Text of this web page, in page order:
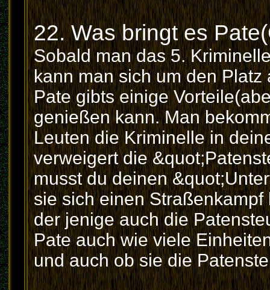
22. Was bringt es
Sobald man das 5.
kann man sich um den
Pate gibts einige
genießen kann. Man
Leuten die Kriminelle in
verweigert die
musst du deinen
sie sich einen
der jenige auch die
Pate auch wie viele
und auch ob sie die